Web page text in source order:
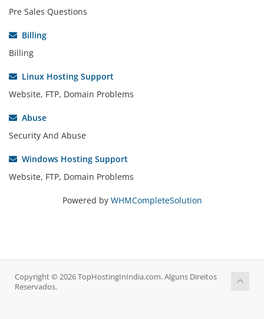
Pre Sales Questions
Billing
Billing
Linux Hosting Support
Website, FTP, Domain Problems
Abuse
Security And Abuse
Windows Hosting Support
Website, FTP, Domain Problems
Powered by WHMCompleteSolution
Copyright © 2026 TopHostingInIndia.com. Alguns Direitos
Reservados.